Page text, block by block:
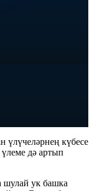
күбесе
дә артып
шулай ук башка